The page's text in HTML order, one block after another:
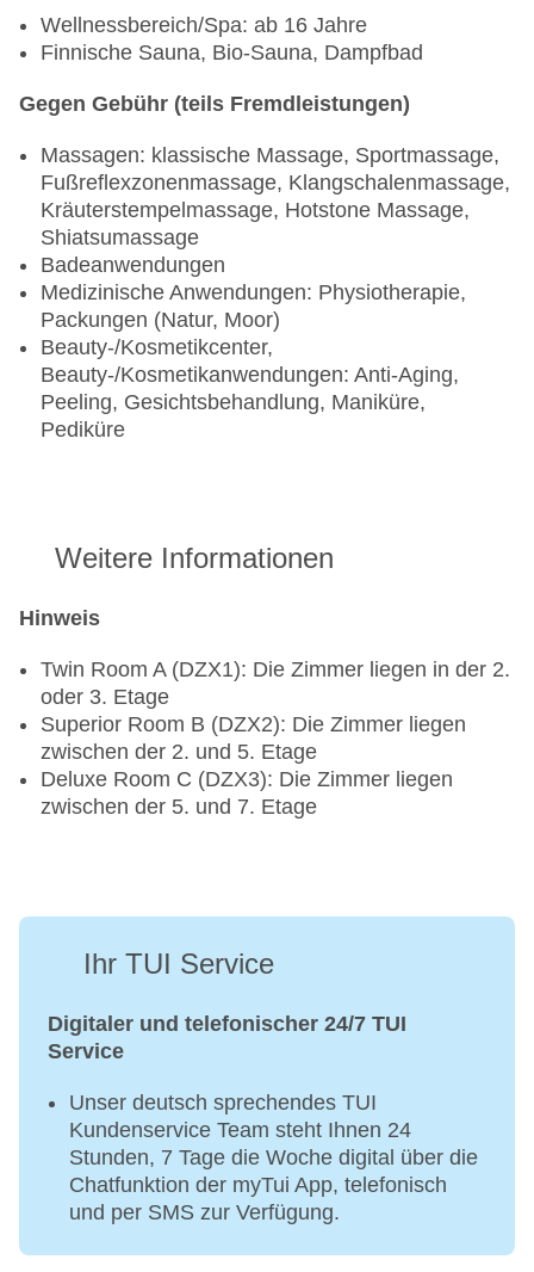
Wellnessbereich/Spa: ab 16 Jahre
Finnische Sauna, Bio-Sauna, Dampfbad
Gegen Gebühr (teils Fremdleistungen)
Massagen: klassische Massage, Sportmassage,
Fußreflexzonenmassage, Klangschalenmassage,
Kräuterstempelmassage, Hotstone Massage,
Shiatsumassage
Badeanwendungen
Medizinische Anwendungen: Physiotherapie,
Packungen (Natur, Moor)
Beauty-/Kosmetikcenter,
Beauty-/Kosmetikanwendungen: Anti-Aging,
Peeling, Gesichtsbehandlung, Maniküre,
Pediküre
Weitere Informationen
Hinweis
Twin Room A (DZX1): Die Zimmer liegen in der 2.
oder 3. Etage
Superior Room B (DZX2): Die Zimmer liegen
zwischen der 2. und 5. Etage
Deluxe Room C (DZX3): Die Zimmer liegen
zwischen der 5. und 7. Etage
Ihr TUI Service
Digitaler und telefonischer 24/7 TUI
Service
Unser deutsch sprechendes TUI
Kundenservice Team steht Ihnen 24
Stunden, 7 Tage die Woche digital über die
Chatfunktion der myTui App, telefonisch
und per SMS zur Verfügung.